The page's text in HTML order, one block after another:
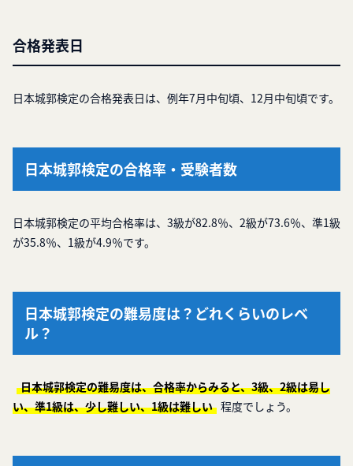
合格発表日
日本城郭検定の合格発表日は、例年7月中旬頃、12月中旬頃です。
日本城郭検定の合格率・受験者数
日本城郭検定の平均合格率は、3級が82.8％、2級が73.6％、準1級
が35.8％、1級が4.9％です。
日本城郭検定の難易度は？どれくらいのレベ
ル？
日本城郭検定の難易度は、合格率からみると、3級、2級は易し
い、準1級は、少し難しい、1級は難しい 程度でしょう。